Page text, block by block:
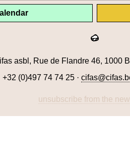
asbl, Rue de Flandre 46, 1000
+32 (0)497 74 74 25 ·
unsubscribe from the